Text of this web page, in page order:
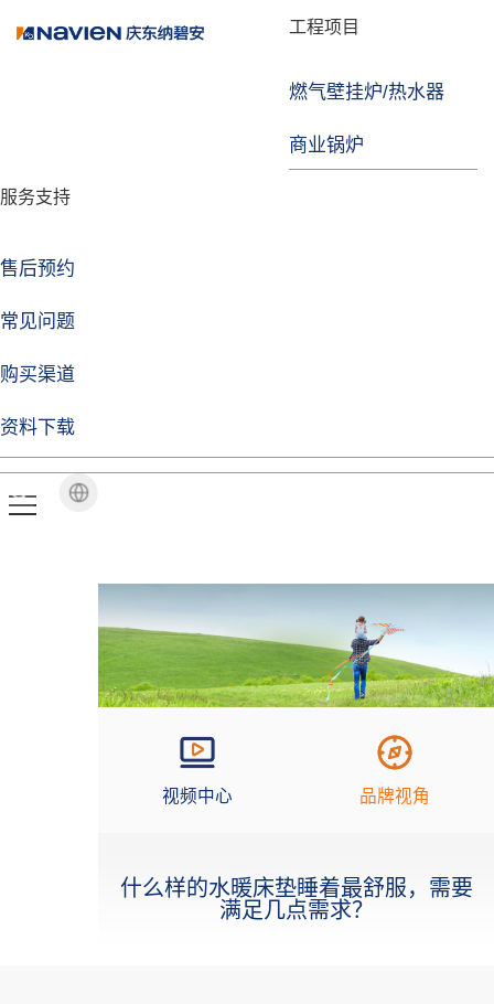
工程项目
燃气壁挂炉/热水器
商业锅炉
服务支持
售后预约
常见问题
购买渠道
资料下载
品牌故事
技术实力
企业动态
焦点注册Life
品牌视角
视频中心 品牌视角
什么样的水暖床垫睡着最舒服，需要
满足几点需求？